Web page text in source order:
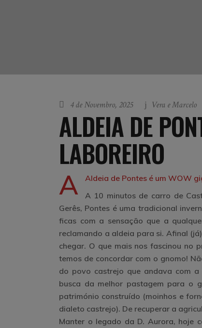
4 de Novembro, 2025 Vera e Marcelo
ALDEIA DE
LABOREIRO
A
Aldeia de Pontes é um WOW
A 10 minutos de carro de
Gerês, Pontes é uma tradicional
ficas com a sensação que a
reclamando a aldeia para si. Afinal
chegar. O que mais nos fascinou no
temos de concordar com o gnomo!
do povo castrejo que andava com a
busca da melhor pastagem para o
património construído (moinhos e
dialeto castrejo). De recuperar a
Manter o legado da D. Aurora, hoje